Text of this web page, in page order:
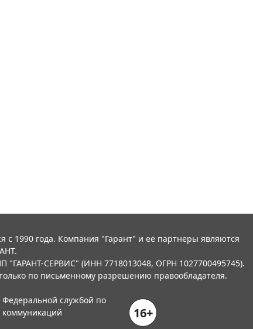
1990 года. Компания "Гарант" и ее партнеры являются
"ГАРАНТ-СЕРВИС" (ИНН 7718013048, ОГРН 1027700495745).
по письменному разрешению правообладателя.
Федеральной службой по
коммуникаций
16+